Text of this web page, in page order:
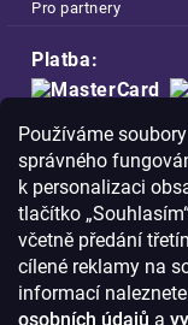
Používáme
správného
k personalizaci
tlačítko
včetně předání
cílené reklamy na
informací
osobních údajů a
Pro partnery
Platba:
Doprava: